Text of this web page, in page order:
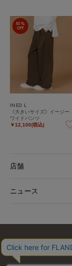
50%
OFF
INED L
《大きいサイズ》イージー
ワイドパンツ
￥12,100(税込)
店舗
ニュース